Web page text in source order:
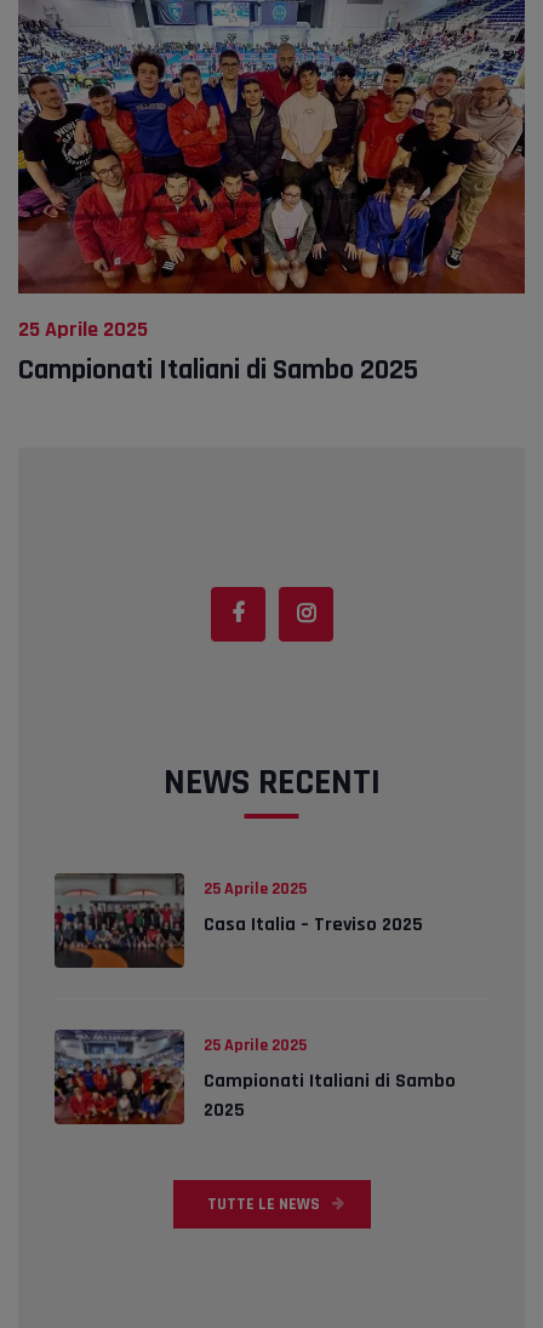
25 Aprile 2025
Campionati Italiani di Sambo 2025
NEWS RECENTI
25 Aprile 2025
Casa Italia – Treviso 2025
25 Aprile 2025
Campionati Italiani di Sambo
2025
TUTTE LE NEWS